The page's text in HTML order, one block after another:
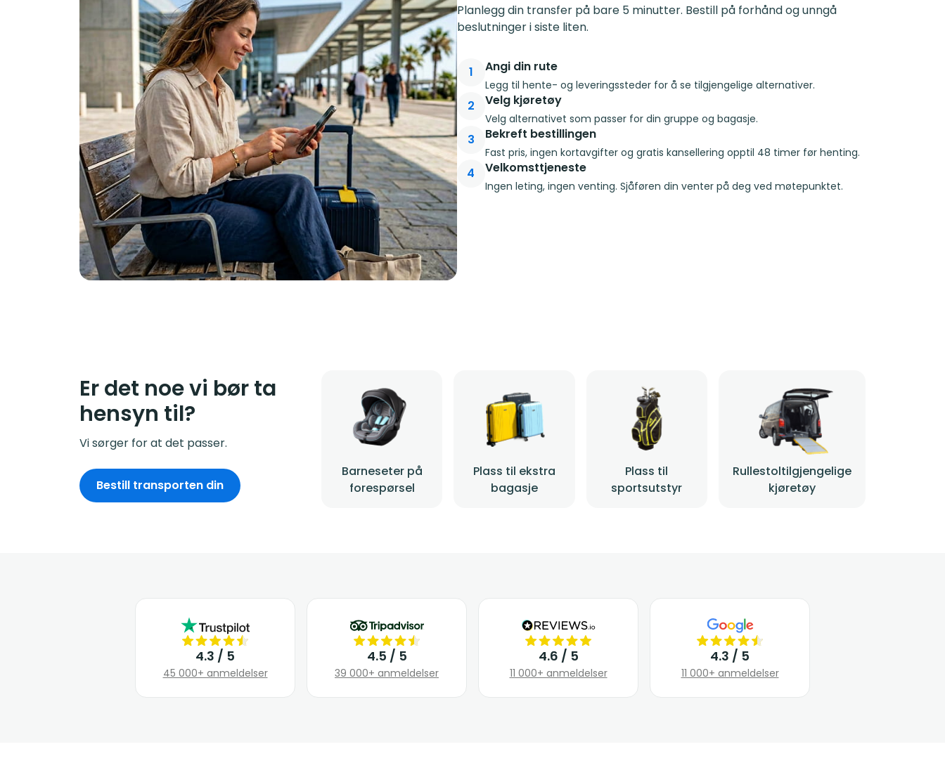
Planlegg din transfer på bare 5 minutter. Bestill på forhånd og unngå
beslutninger i siste liten.
1 Angi din rute
Legg til hente- og leveringssteder for å se tilgjengelige alternativer.
2 Velg kjøretøy
Velg alternativet som passer for din gruppe og bagasje.
3 Bekreft bestillingen
Fast pris, ingen kortavgifter og gratis kansellering opptil 48 timer før henting.
4 Velkomsttjeneste
Ingen leting, ingen venting. Sjåføren din venter på deg ved møtepunktet.
Er det noe vi bør ta
hensyn til?
Vi sørger for at det passer.
Barneseter på
forespørsel
Plass til ekstra
bagasje
Plass til
sportsutstyr
Rullestoltilgjengelige
kjøretøy
Bestill transporten din
4.3 / 5
45 000+ anmeldelser
4.5 / 5
39 000+ anmeldelser
4.6 / 5
11 000+ anmeldelser
4.3 / 5
11 000+ anmeldelser